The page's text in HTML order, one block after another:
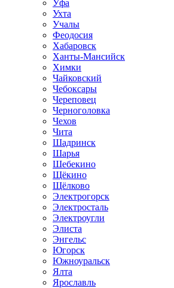
Уфа
Ухта
Учалы
Феодосия
Хабаровск
Ханты-Мансийск
Химки
Чайковский
Чебоксары
Череповец
Черноголовка
Чехов
Чита
Шадринск
Шарья
Шебекино
Щёкино
Щёлково
Электрогорск
Электросталь
Электроугли
Элиста
Энгельс
Югорск
Южноуральск
Ялта
Ярославль